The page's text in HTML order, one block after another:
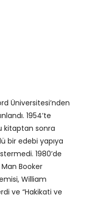
Üniversitesi’nden
1954’te
kitaptan sonra
bir edebi yapıya
1980’de
Man Booker
William
ve “Hakikati ve